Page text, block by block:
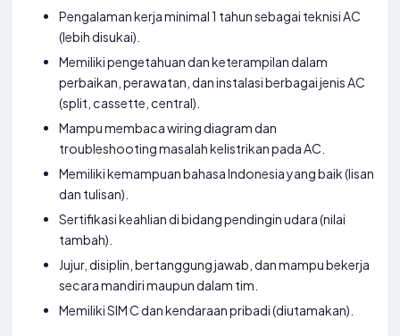
Pengalaman kerja minimal 1 tahun sebagai teknisi AC
(lebih disukai).
Memiliki pengetahuan dan keterampilan dalam
perbaikan, perawatan, dan instalasi berbagai jenis AC
(split, cassette, central).
Mampu membaca wiring diagram dan
troubleshooting masalah kelistrikan pada AC.
Memiliki kemampuan bahasa Indonesia yang baik (lisan
dan tulisan).
Sertifikasi keahlian di bidang pendingin udara (nilai
tambah).
Jujur, disiplin, bertanggung jawab, dan mampu bekerja
secara mandiri maupun dalam tim.
Memiliki SIM C dan kendaraan pribadi (diutamakan).